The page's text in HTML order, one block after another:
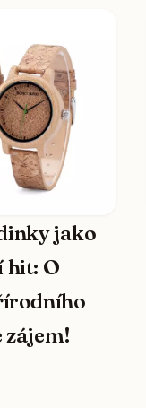
jako
hit: O